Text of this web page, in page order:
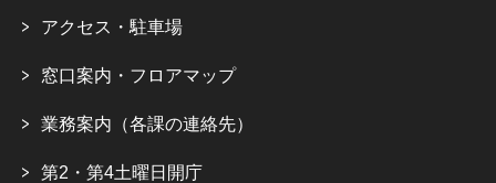
アクセス・駐車場
窓口案内・フロアマップ
業務案内（各課の連絡先）
第2・第4土曜日開庁